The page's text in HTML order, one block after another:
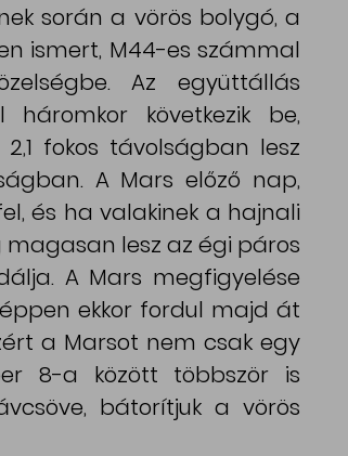
során a vörös bolygó, a
ismert, M44-es számmal
Az együttállás
következik be,
fokos távolságban lesz
A Mars előző nap,
és ha valakinek a hajnali
lesz az égi páros
A Mars megfigyelése
ekkor fordul majd át
a Marsot nem csak egy
8-a között többször is
bátorítjuk a vörös